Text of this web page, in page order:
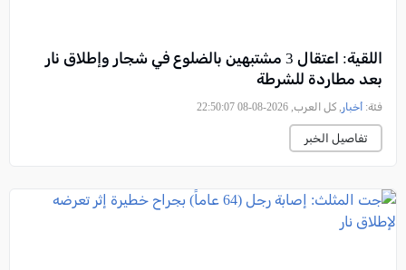
اللقية: اعتقال 3 مشتبهين بالضلوع في شجار وإطلاق نار
بعد مطاردة للشرطة
فئة: أخبار , كل العرب, 2026-08-08 22:50:07
تفاصيل الخبر